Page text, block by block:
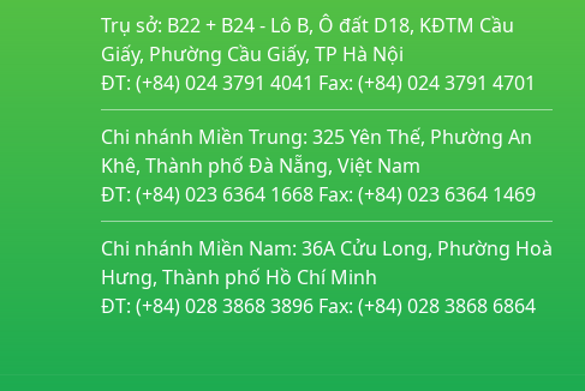
Trụ sở: B22 + B24 - Lô B, Ô đất D18, KĐTM Cầu
Giấy, Phường Cầu Giấy, TP Hà Nội
ĐT: (+84) 024 3791 4041 Fax: (+84) 024 3791 4701
Chi nhánh Miền Trung: 325 Yên Thế, Phường An
Khê, Thành phố Đà Nẵng, Việt Nam
ĐT: (+84) 023 6364 1668 Fax: (+84) 023 6364 1469
Chi nhánh Miền Nam: 36A Cửu Long, Phường Hoà
Hưng, Thành phố Hồ Chí Minh
ĐT: (+84) 028 3868 3896 Fax: (+84) 028 3868 6864